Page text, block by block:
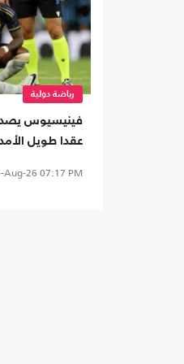
رياضة دولية
فينيسيوس
عقدا طويل
Aug-26 07:17 PM